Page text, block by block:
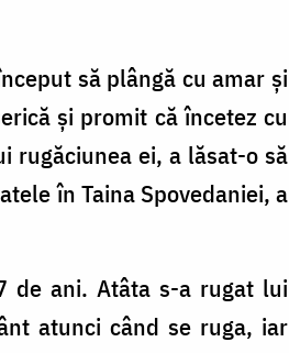
să plângă cu amar şi
şi promit că încetez cu
rugăciunea ei, a lăsat-o să
în Taina Spovedaniei, a
de ani. Atâta s-a rugat lui
atunci când se ruga, iar